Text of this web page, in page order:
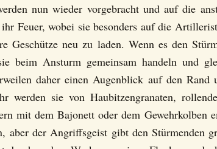
nun wieder vorgebracht und auf die
Feuer, wobei sie besonders auf die
Geschütze neu zu laden. Wenn es den
beim Ansturm gemeinsam handeln und
daher einen Augenblick auf den Rand
werden sie von Haubitzengranaten,
mit dem Bajonett oder dem Gewehrkolben
der Angriffsgeist gibt den Stürmenden